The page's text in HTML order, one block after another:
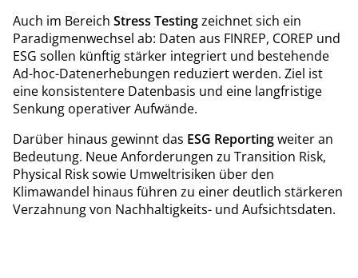
Auch im Bereich Stress Testingzeichnet sich ein
Paradigmenwechsel ab: Daten aus FINREP, COREP und
ESG sollen künftig stärker integriert und bestehende
Ad-hoc-Datenerhebungen reduziert werden. Ziel ist
eine konsistentere Datenbasis und eine langfristige
Senkung operativer Aufwände.
Darüber hinaus gewinnt das ESG Reportingweiter an
Bedeutung. Neue Anforderungen zu Transition Risk,
Physical Risk sowie Umweltrisiken über den
Klimawandel hinaus führen zu einer deutlich stärkeren
Verzahnung von Nachhaltigkeits- und Aufsichtsdaten.